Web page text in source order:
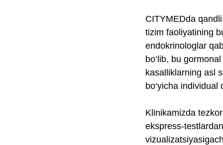
CITYMEDda
tizim faoliyatining
endokrinologlar
bo‘lib, bu
kasalliklarning asl
bo‘yicha
Klinikamizda
ekspress-